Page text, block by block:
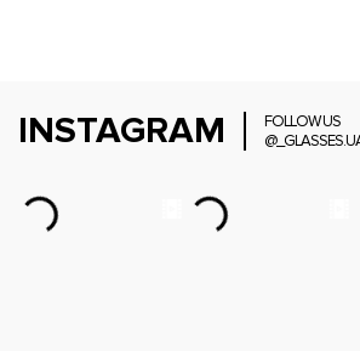
INSTAGRAM
FOLLOW US